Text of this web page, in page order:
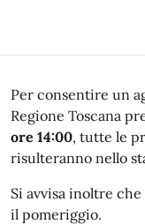
Per consentire un
Regione Toscana
ore 14:00, tutte le
risulteranno nello
Si avvisa inoltre
il pomeriggio.